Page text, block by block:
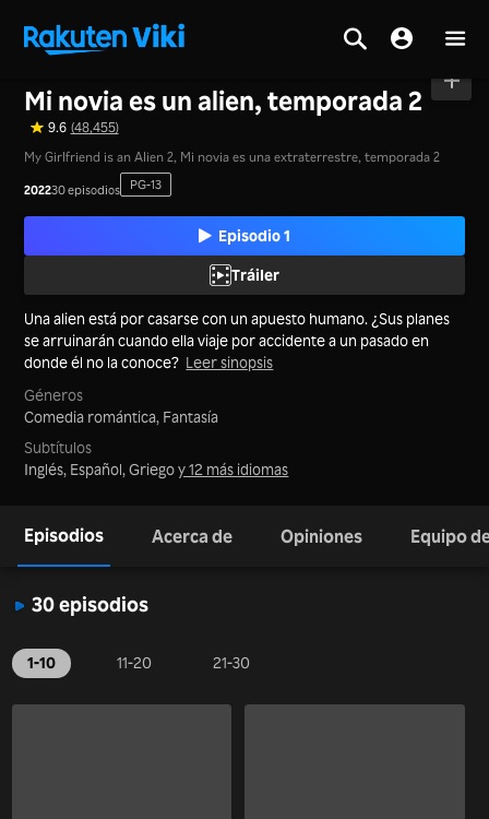
Mi novia es un alien, temporada 2
9.6 (48,455)
My Girlfriend is an Alien 2, Mi novia es una extraterrestre, temporada 2
202230 episodios PG-13
Episodio 1
Tráiler
Una alien está por casarse con un apuesto humano. ¿Sus planes
se arruinarán cuando ella viaje por accidente a un pasado en
donde él no la conoce? Leer sinopsis
Géneros
Comedia romántica, Fantasía
Subtítulos
Inglés, Español, Griegoy 12 más idiomas
Episodios Acerca de Opiniones Equipo
30 episodios
1-10 11-20 21-30